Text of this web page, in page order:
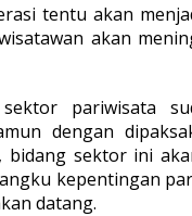
tentu akan
akan
pariwisata
dengan
bidang sektor ini
kepentingan
datang.